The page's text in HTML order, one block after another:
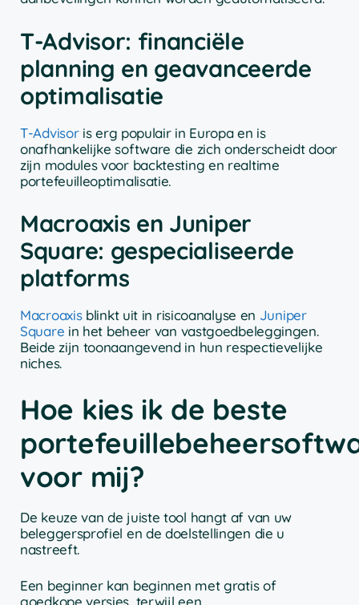
T-Advisor: financiële
planning en geavanceerde
optimalisatie
T-Advisoris erg populair in Europa en is
onafhankelijke software die zich onderscheidt door
zijn modules voor backtesting en realtime
portefeuilleoptimalisatie.
Macroaxis en Juniper
Square: gespecialiseerde
platforms
Macroaxisblinkt uit in risicoanalyse en Juniper
Square in het beheer van vastgoedbeleggingen.
Beide zijn toonaangevend in hun respectievelijke
niches.
Hoe kies ik de beste
voor mij?
De keuze van de juiste tool hangt af van uw
beleggersprofiel en de doelstellingen die u
nastreeft.
Een beginner kan beginnen met gratis of